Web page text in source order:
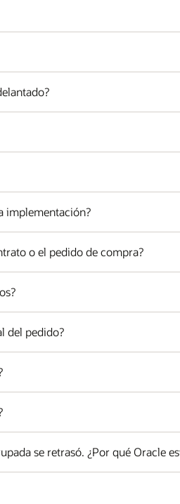
implementación?
o el pedido de compra?
del pedido?
se retrasó. ¿Por qué Oracle